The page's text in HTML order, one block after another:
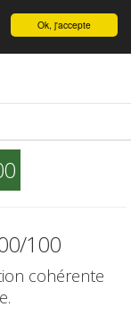
English Ok, j'accepte
100
cohérente